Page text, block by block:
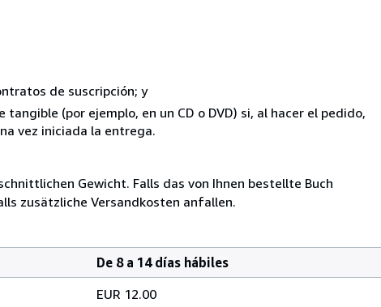
de suscripción; y
(por ejemplo, en un CD o DVD) si, al hacer el pedido,
vez iniciada la entrega.
Gewicht. Falls das von Ihnen bestellte Buch
zusätzliche Versandkosten anfallen.
De 8 a 14 días hábiles
EUR 12.00